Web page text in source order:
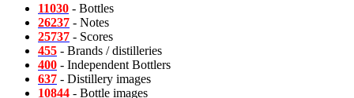
11030 - Bottles
26237 - Notes
25737 - Scores
455 - Brands / distilleries
400 - Independent Bottlers
637 - Distillery images
10844 - Bottle images